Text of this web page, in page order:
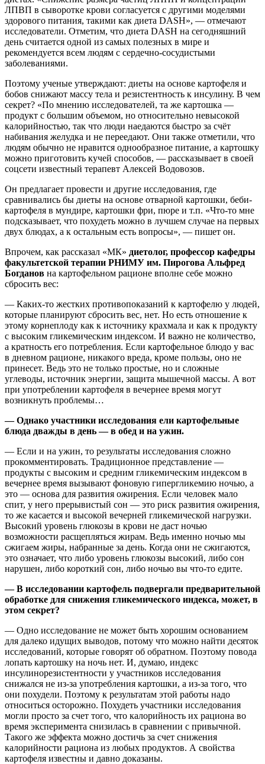
ЛПВП в сыворотке крови согласуется с другими моделями
здорового питания, такими как диета DASH», — отмечают
исследователи. Отметим, что диета DASH на сегодняшний
день считается одной из самых полезных в мире и
рекомендуется всем людям с сердечно-сосудистыми
заболеваниями.
Поэтому ученые утверждают: диеты на основе картофеля и
бобов снижают массу тела и резистентность к инсулину. В чем
секрет? «По мнению исследователей, та же картошка —
продукт с большим объемом, но относительно невысокой
калорийностью, так что люди наедаются быстро за счёт
набивания желудка и не переедают. Они также отметили, что
людям обычно не нравится однообразное питание, а картошку
можно приготовить кучей способов, — рассказывает в своей
соцсети известный терапевт Алексей Водовозов.
Он предлагает провести и другие исследования, где
сравнивались бы диеты на основе отварной картошки, беби-
картофеля в мундире, картошки фри, пюре и т.п. «Что-то мне
подсказывает, что похудеть можно в лучшем случае на первых
двух блюдах, а к остальным есть вопросы», — пишет он.
Впрочем, как рассказал «МК» диетолог, профессор кафедры
факультетской терапии РНИМУ им. Пирогова Альфред
Богданов на картофельном рационе вполне себе можно
сбросить вес:
— Каких-то жестких противопоказаний к картофелю у людей,
которые планируют сбросить вес, нет. Но есть отношение к
этому корнеплоду как к источнику крахмала и как к продукту
с высоким гликемическим индексом. И важно не количество,
а кратность его потребления. Если картофельное блюдо у вас
в дневном рационе, никакого вреда, кроме пользы, оно не
принесет. Ведь это не только простые, но и сложные
углеводы, источник энергии, защита мышечной массы. А вот
при употреблении картофеля в вечернее время могут
возникнуть проблемы…
— Однако участники исследования ели картофельные
блюда дважды в день — в обед и на ужин.
— Если и на ужин, то результаты исследования сложно
прокомментировать. Традиционное представление —
продукты с высоким и средним гликемическим индексом в
вечернее время вызывают фоновую гипергликемию ночью, а
это — основа для развития ожирения. Если человек мало
спит, у него прерывистый сон — это риск развития ожирения,
то же касается и высокой вечерней гликемической нагрузки.
Высокий уровень глюкозы в крови не даст ночью
возможности расщепляться жирам. Ведь именно ночью мы
сжигаем жиры, набранные за день. Когда они не сжигаются,
это означает, что либо уровень глюкозы высокий, либо сон
нарушен, либо короткий сон, либо ночью вы что-то едите.
— В исследовании картофель подвергали предварительной
обработке для снижения гликемического индекса, может, в
этом секрет?
— Одно исследование не может быть хорошим основанием
для далеко идущих выводов, потому что можно найти десяток
исследований, которые говорят об обратном. Поэтому повода
лопать картошку на ночь нет. И, думаю, индекс
инсулинорезистентности у участников исследования
снижался не из-за употребления картошки, а из-за того, что
они похудели. Поэтому к результатам этой работы надо
относиться осторожно. Похудеть участники исследования
могли просто за счет того, что калорийность их рациона во
время эксперимента снизилась в сравнении с привычной.
Такого же эффекта можно достичь за счет снижения
калорийности рациона из любых продуктов. А свойства
картофеля известны и давно доказаны.